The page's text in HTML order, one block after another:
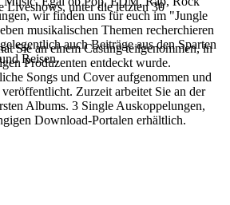
Liveshows, unter die letzten 30
Sie an einem Casting teilgenommen, in
Produzenten entdeckt wurde.
Songs und Cover aufgenommen und
Zurzeit arbeitet Sie an der
Albums. 3 Single Auskoppelungen,
Download-Portalen erhältlich.
wir finden uns für euch im "Jungle
musikalischen Themen recherchieren
auch Beiträge aus den Sparten
Reisen.